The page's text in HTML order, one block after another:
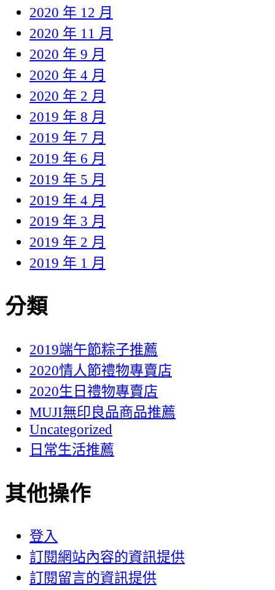
2020 年 12 月
2020 年 11 月
2020 年 9 月
2020 年 4 月
2020 年 2 月
2019 年 8 月
2019 年 7 月
2019 年 6 月
2019 年 5 月
2019 年 4 月
2019 年 3 月
2019 年 2 月
2019 年 1 月
分類
2019端午節粽子推薦
2020情人節禮物專賣店
2020生日禮物專賣店
MUJI無印良品商品推薦
Uncategorized
日常生活推薦
其他操作
登入
訂閱網站內容的資訊提供
訂閱留言的資訊提供